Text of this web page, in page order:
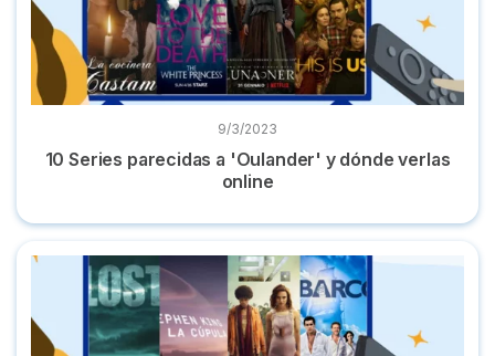
9/3/2023
10 Series parecidas a 'Oulander' y dónde verlas
online
10 series parecidas a 'Los 100' + películas y dónde verlas